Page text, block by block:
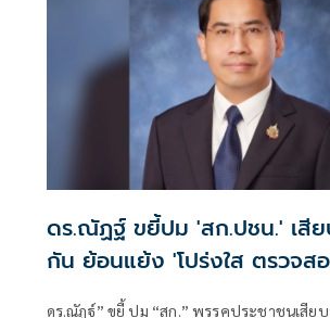
ดร.ณัฏฐ์ ขยี้ปม 'สก.ปชน.' เสี
กัน ย้อนแย้ง 'โปร่งใส ตรวจส
ดร.ณัฏฐ์” ขยี้ ปม “สก.” พรรคประชาชนเสี